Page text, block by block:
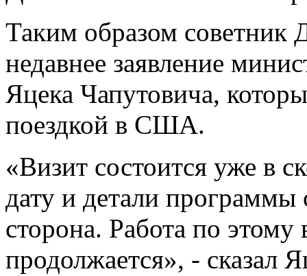
Таким образом советник
недавнее заявление
Яцека Чапутовича,
поездкой в США.
«Визит состоится уже в
дату и детали
сторона. Работа по этому
продолжается», - сказал